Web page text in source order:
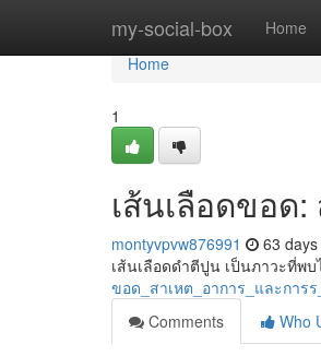
my-social-box Home
Home
Home
1
เส้นเลือดขอด
montyvpvw876991 63
เส้นเลือดดำตีปูน เป็นภาวะที่พบ
ขอด_สาเหต_อาการ_และการ
Comments
Who